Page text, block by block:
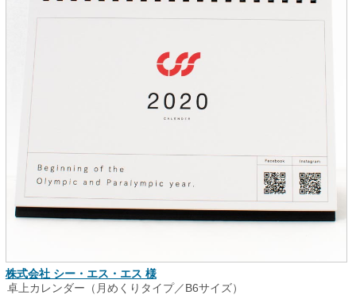
株式会社 シー・エス・エス 様
卓上カレンダー（月めくりタイプ／B6サイズ）